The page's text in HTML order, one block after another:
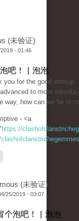
(未验证)
- 01:46
吧！ | 泡泡
you for the good
to more
way, how can we be in
- <a
https://
(未验证)
25/2019 - 03:07
个泡吧！ | 泡泡